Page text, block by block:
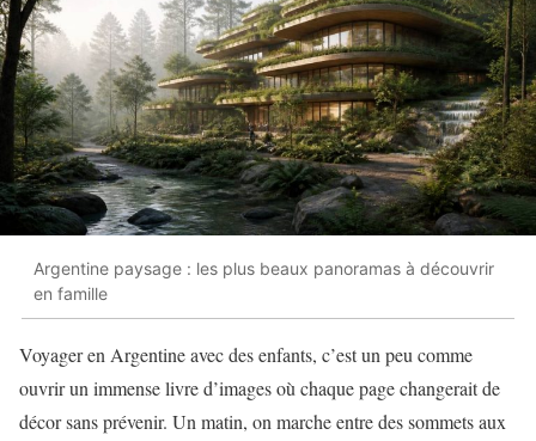
Argentine paysage : les plus beaux panoramas à découvrir
en famille
Voyager en Argentine avec des enfants, c’est un peu comme
ouvrir un immense livre d’images où chaque page changerait de
décor sans prévenir. Un matin, on marche entre des sommets aux